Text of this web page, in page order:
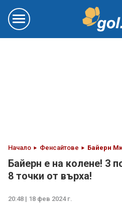
Начало Фенсайтове Байерн
Байерн е на колене! 3
8 точки от върха!
20:48 | 18 фев 2024 г.